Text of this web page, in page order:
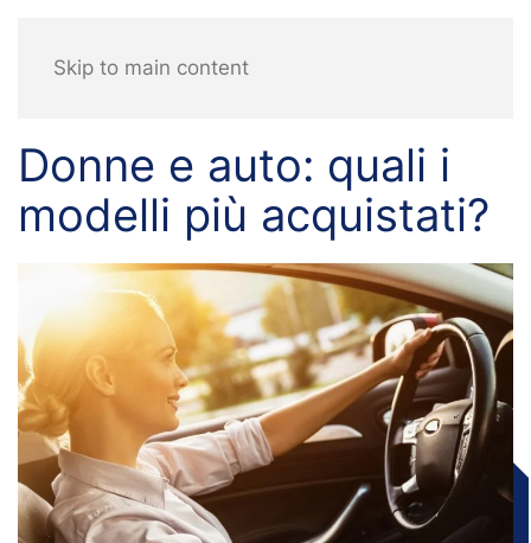
Skip to main content
Donne e auto: quali i
modelli più acquistati?